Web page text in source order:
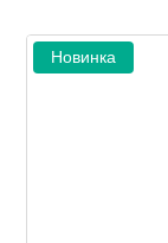
Новинка